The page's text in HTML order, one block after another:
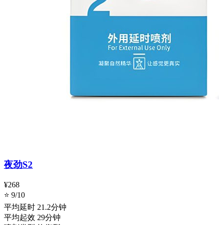
夜劲S2
¥268
⭐ 9/10
平均延时 21.2分钟
平均起效 29分钟